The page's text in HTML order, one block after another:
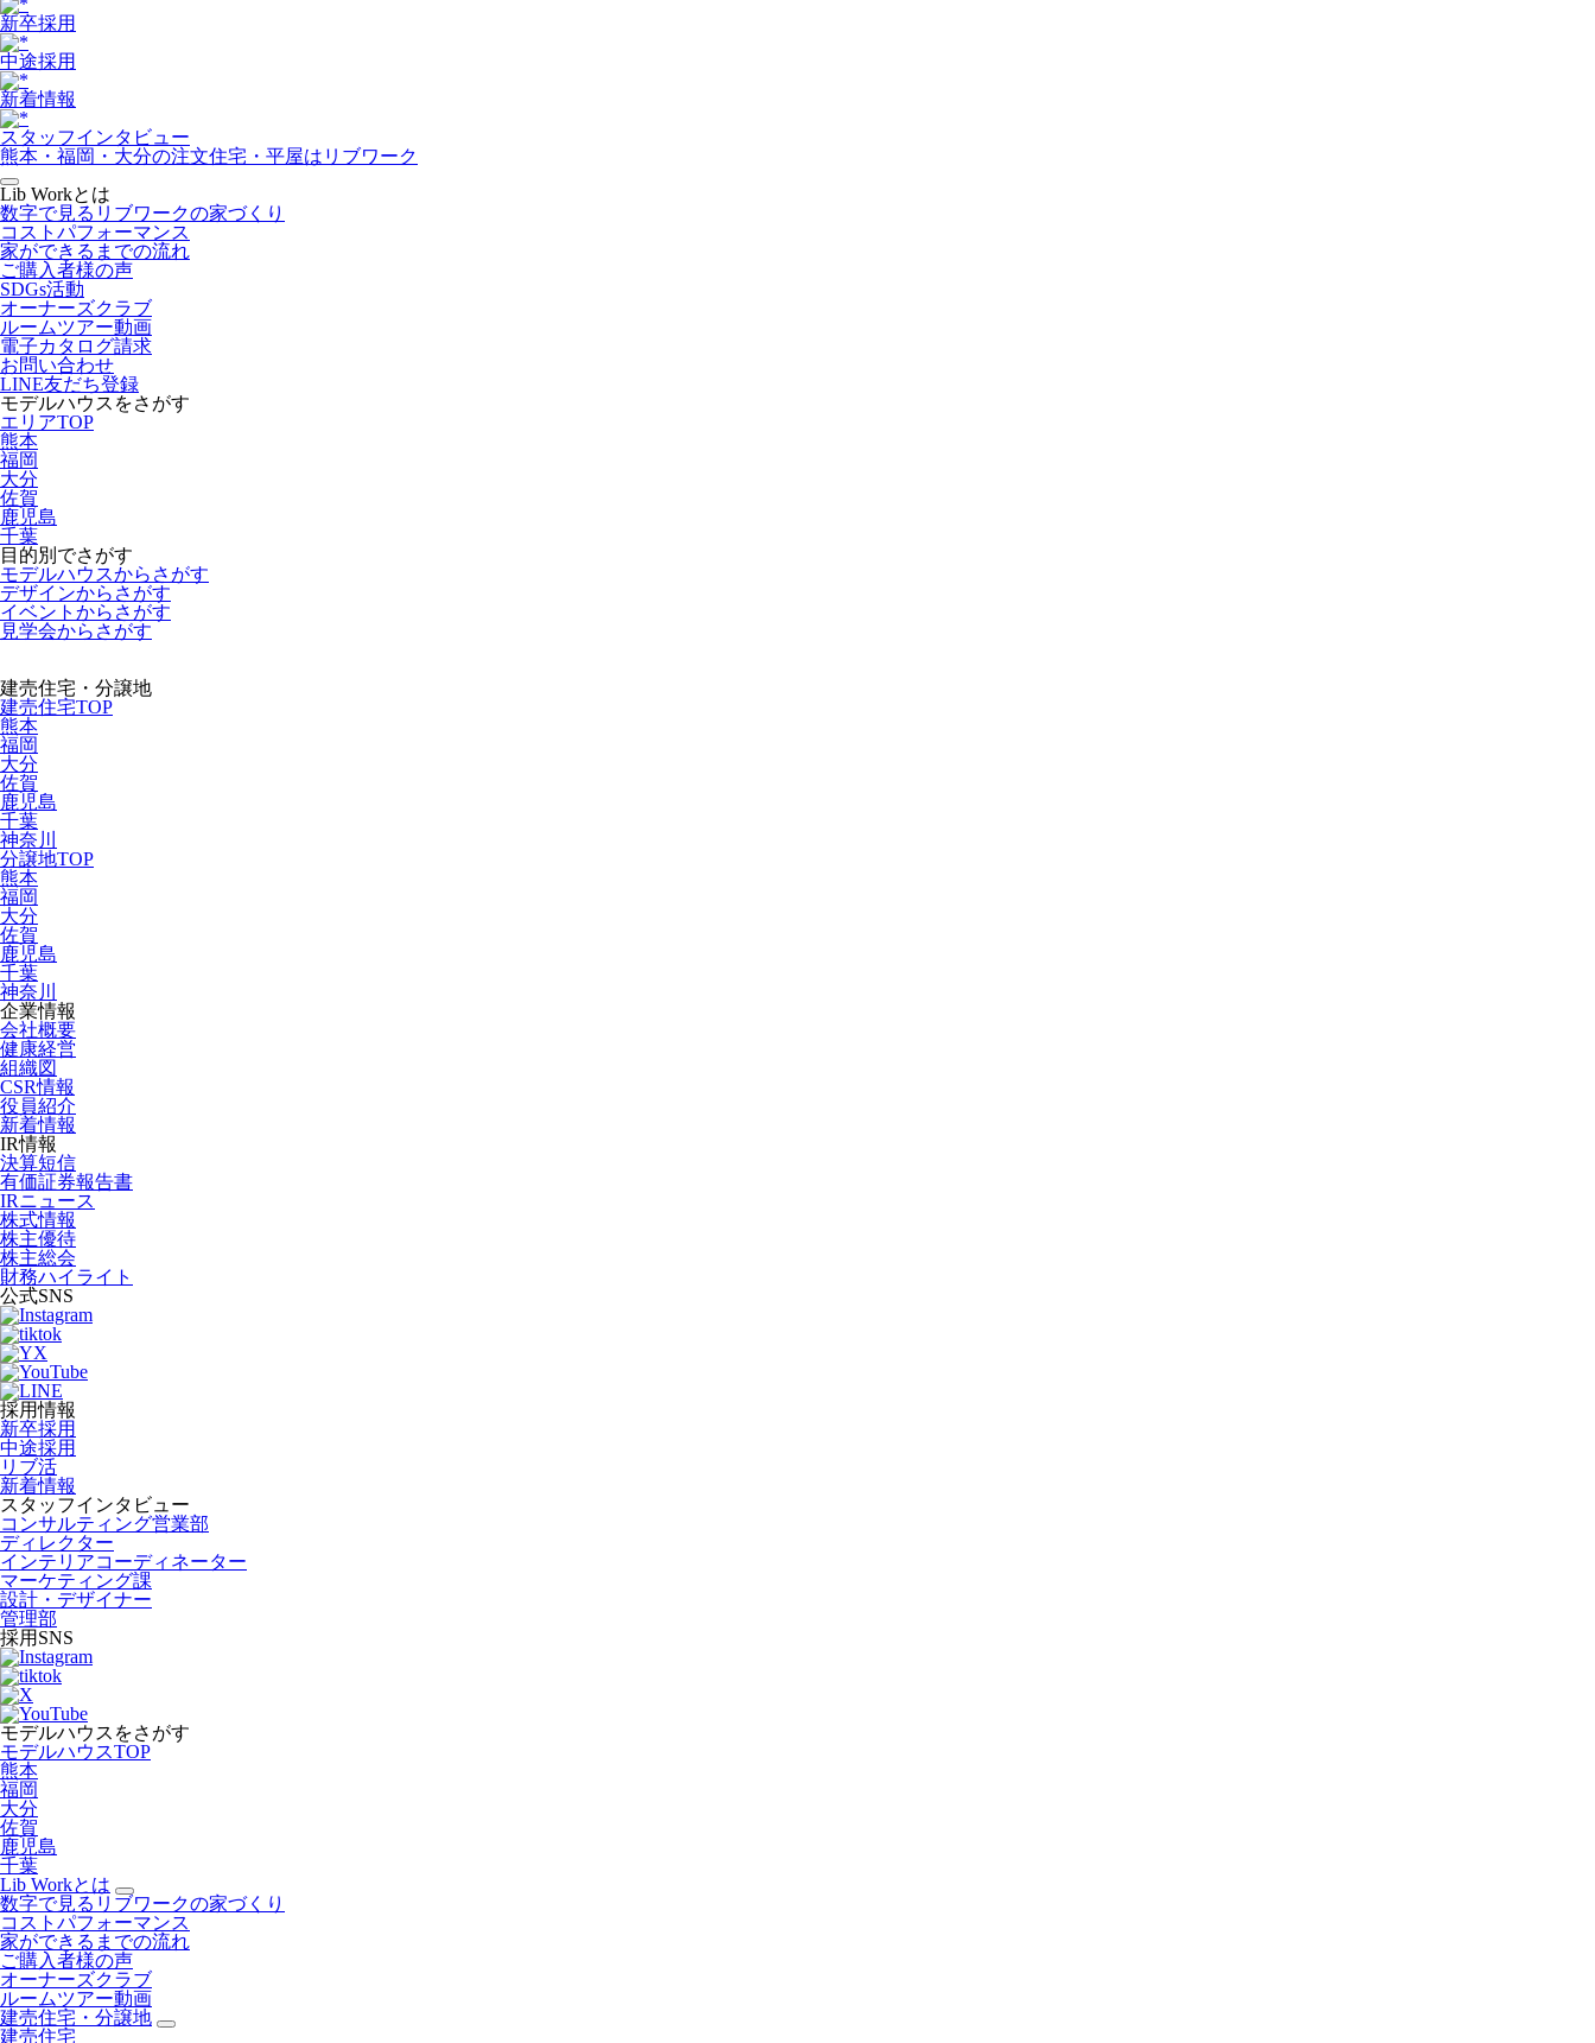
新卒採用
中途採用
新着情報
スタッフインタビュー
熊本・福岡・大分の注文住宅・平屋はリブワーク
Lib Workとは
数字で見るリブワークの家づくり
コストパフォーマンス
家ができるまでの流れ
ご購入者様の声
SDGs活動
オーナーズクラブ
ルームツアー動画
電子カタログ請求
お問い合わせ
LINE友だち登録
モデルハウスをさがす
エリアTOP
熊本
福岡
大分
佐賀
鹿児島
千葉
目的別でさがす
モデルハウスからさがす
デザインからさがす
イベントからさがす
見学会からさがす
建売住宅・分譲地
建売住宅TOP
熊本
福岡
大分
佐賀
鹿児島
千葉
神奈川
分譲地TOP
熊本
福岡
大分
佐賀
鹿児島
千葉
神奈川
企業情報
会社概要
健康経営
組織図
CSR情報
役員紹介
新着情報
IR情報
決算短信
有価証券報告書
IRニュース
株式情報
株主優待
株主総会
財務ハイライト
公式SNS
採用情報
新卒採用
中途採用
リブ活
新着情報
スタッフインタビュー
コンサルティング営業部
ディレクター
インテリアコーディネーター
マーケティング課
設計・デザイナー
管理部
採用SNS
モデルハウスをさがす
モデルハウスTOP
熊本
福岡
大分
佐賀
鹿児島
千葉
Lib Workとは
数字で見るリブワークの家づくり
コストパフォーマンス
家ができるまでの流れ
ご購入者様の声
オーナーズクラブ
ルームツアー動画
建売住宅・分譲地
建売住宅